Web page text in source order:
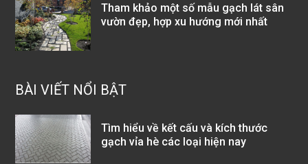
Tham khảo một số mẫu gạch lát sân
vườn đẹp, hợp xu hướng mới nhất
BÀI VIẾT NỔI BẬT
Tìm hiểu về kết cấu và kích thước
gạch vỉa hè các loại hiện nay